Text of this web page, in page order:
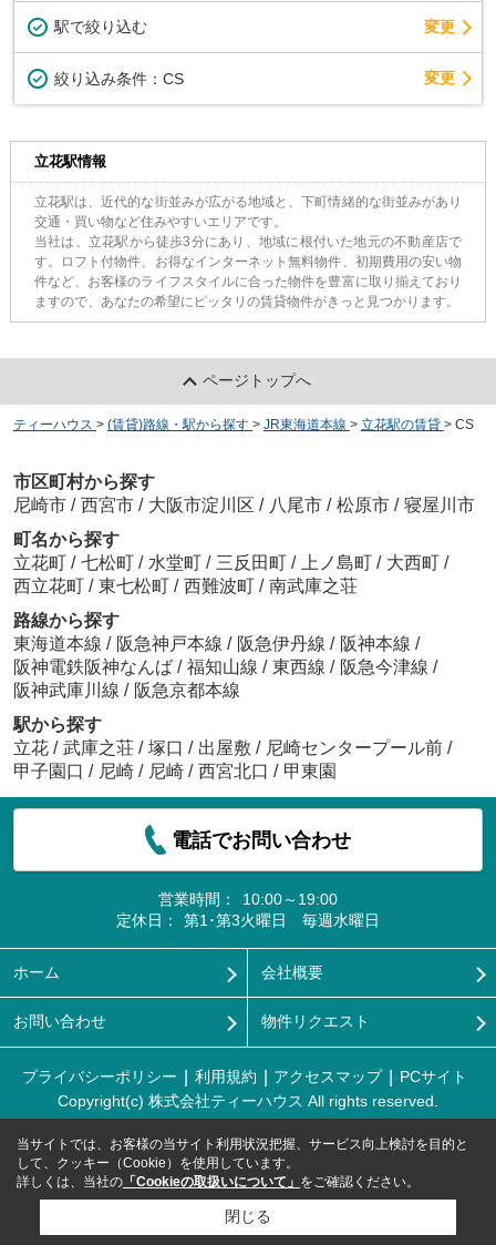
駅で絞り込む 変更
絞り込み条件： CS 変更
立花駅情報
立花駅は、近代的な街並みが広がる地域と、下町情緒的な街並みがあり
交通・買い物など住みやすいエリアです。
当社は、立花駅から徒歩3分にあり、地域に根付いた地元の不動産店で
す。ロフト付物件、お得なインターネット無料物件、初期費用の安い物
件など、お客様のライフスタイルに合った物件を豊富に取り揃えており
ますので、あなたの希望にピッタリの賃貸物件がきっと見つかります。
ページトップへ
ティーハウス > (賃貸)路線・駅から探す > JR東海道本線 > 立花駅の賃貸 > CS
市区町村から探す
尼崎市 / 西宮市 / 大阪市淀川区 / 八尾市 / 松原市 / 寝屋川市
町名から探す
立花町 / 七松町 / 水堂町 / 三反田町 / 上ノ島町 / 大西町 /
西立花町 / 東七松町 / 西難波町 / 南武庫之荘
路線から探す
東海道本線 / 阪急神戸本線 / 阪急伊丹線 / 阪神本線 /
阪神電鉄阪神なんば / 福知山線 / 東西線 / 阪急今津線 /
阪神武庫川線 / 阪急京都本線
駅から探す
立花 / 武庫之荘 / 塚口 / 出屋敷 / 尼崎センタープール前 /
甲子園口 / 尼崎 / 尼崎 / 西宮北口 / 甲東園
電話でお問い合わせ
営業時間：
10:00～19:00
定休日：
第1･第3火曜日 毎週水曜日
ホーム 会社概要
お問い合わせ 物件リクエスト
プライバシーポリシー 利用規約 アクセスマップ
PCサイト
Copyright(c) 株式会社ティーハウス All rights reserved.
当サイトでは、お客様の当サイト利用状況把握、サービス向上検討を目的と
して、クッキー（Cookie）を使用しています。
詳しくは、当社の 「Cookieの取扱いについて」 をご確認ください。
閉じる